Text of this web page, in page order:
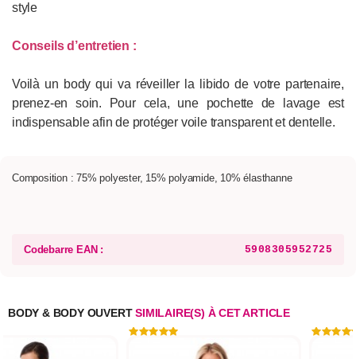
style
Conseils d’entretien :
Voilà un body qui va réveiller la libido de votre partenaire,
prenez-en soin. Pour cela, une pochette de lavage est
indispensable afin de protéger voile transparent et dentelle.
Composition : 75% polyester, 15% polyamide, 10% élasthanne
Codebarre EAN : 5908305952725
BODY & BODY OUVERTSIMILAIRE(S) À CET ARTICLE